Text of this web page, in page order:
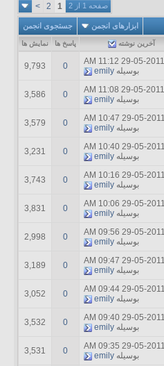
صفحه 1 از 2 1
2
>
ابزارهای انجمن جستجوی انجمن
آخرين نوشته پاسخ ها نمایش ها
29-05-2011
11:12 AM
بوسیله emily
0
9,793
29-05-2011
11:08 AM
بوسیله emily
0
3,586
29-05-2011
10:47 AM
بوسیله emily
0
3,579
29-05-2011
10:40 AM
بوسیله emily
0
3,231
29-05-2011
10:16 AM
بوسیله emily
0
3,743
29-05-2011
10:06 AM
بوسیله emily
0
3,831
29-05-2011
09:56 AM
بوسیله emily
0
2,998
29-05-2011
09:47 AM
بوسیله emily
0
3,189
29-05-2011
09:44 AM
بوسیله emily
0
3,052
29-05-2011
09:40 AM
بوسیله emily
0
3,532
29-05-2011
09:35 AM
بوسیله emily
0
3,531